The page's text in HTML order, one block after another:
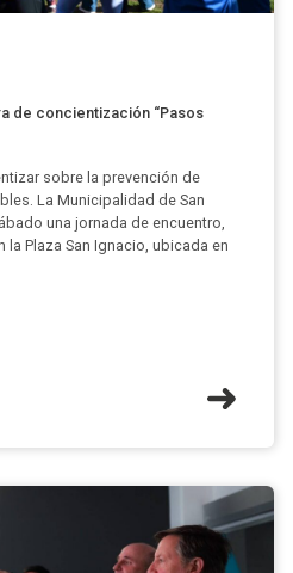
de concientización “Pasos
sobre la prevención de
La Municipalidad de San
una jornada de encuentro,
Plaza San Ignacio, ubicada en